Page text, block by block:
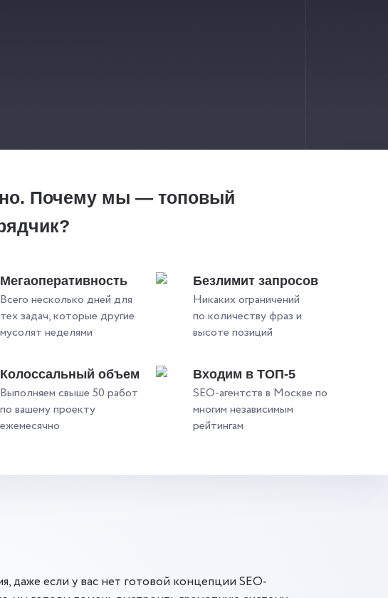
Почему мы — топовый
Мегаоперативность
Всего несколько дней для
тех задач, которые другие
мусолят неделями
Безлимит запросов
Никаких ограничений
по количеству фраз и
высоте позиций
Колоссальный объем
Выполняем свыше 50 работ
по вашему проекту
ежемесячно
Входим в ТОП-5
SEO-агентств в Москве по
многим независимым
рейтингам
даже если у вас нет готовой концепции SEO-